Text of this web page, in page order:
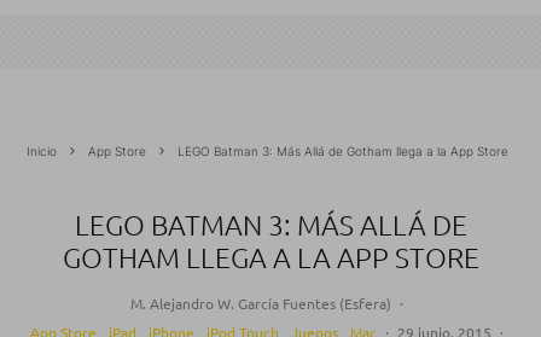
Inicio App Store LEGO Batman 3: Más Allá de Gotham llega a la App Store
LEGO BATMAN 3: MÁS ALLÁ DE
GOTHAM LLEGA A LA APP STORE
M. Alejandro W. García Fuentes (Esfera) ·
App Store
iPad iPhone iPod Touch Juegos Mac · 29 junio, 2015 ·